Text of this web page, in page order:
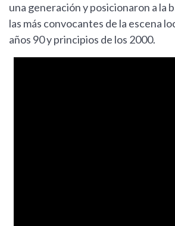
una generación y posicionaron a la
las más convocantes de la escena
años 90 y principios de los 2000.